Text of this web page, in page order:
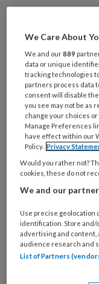
Maak
Al een
Wat
is
je
e-
mailadres?
Kies
je
Kies
je
functie *
We Care About
We and our889
data or unique
tracking technologies
partners process data
consent will disable
you see may not be as
change your choices
Manage Preferences
have effect within our
Policy. Privacy
Would you rather not?
cookies, these do not
We and our
Use precise
identification. Store and/
advertising and content,
audience research and
List of Partners